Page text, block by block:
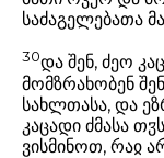
საძაგელებათა
30და შენ, ძეო
მომზრახობენ
სახლთასა, და
კაცადი ძმასა
ვისმინოთ, რაჲ